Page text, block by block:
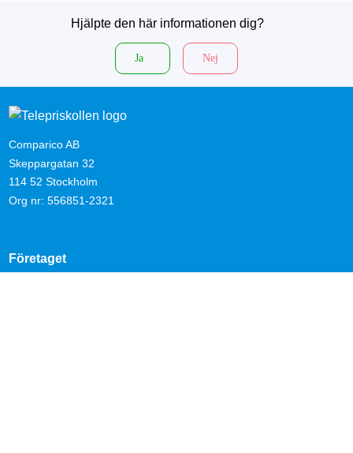
Hjälpte den här informationen dig?
Ja Nej
Comparico AB
Skeppargatan 32
114 52 Stockholm
Org nr: 556851-2321
Företaget